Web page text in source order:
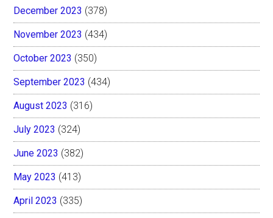
December 2023 (378)
November 2023 (434)
October 2023 (350)
September 2023 (434)
August 2023 (316)
July 2023 (324)
June 2023 (382)
May 2023 (413)
April 2023 (335)